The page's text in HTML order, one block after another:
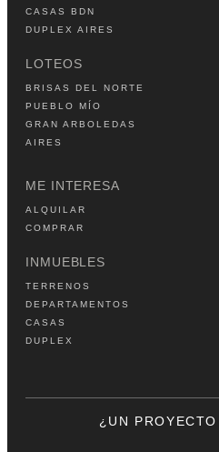
ME INTERESA
ALQUILAR
COMPRAR
INMUEBLES
TERRENOS
DEPARTAMENTOS
CASAS
DUPLEX
CASAS BDN
DUPLEX AIRES
LOTEOS
BRISAS DEL NORTE
PUEBLO MÍO
GRAN ARBOLEDAS
AIRES
¿UN